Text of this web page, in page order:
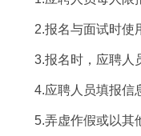
2.报名与面试时使
3.报名时，应聘人
4.应聘人员填报信
5.弄虚作假或以其